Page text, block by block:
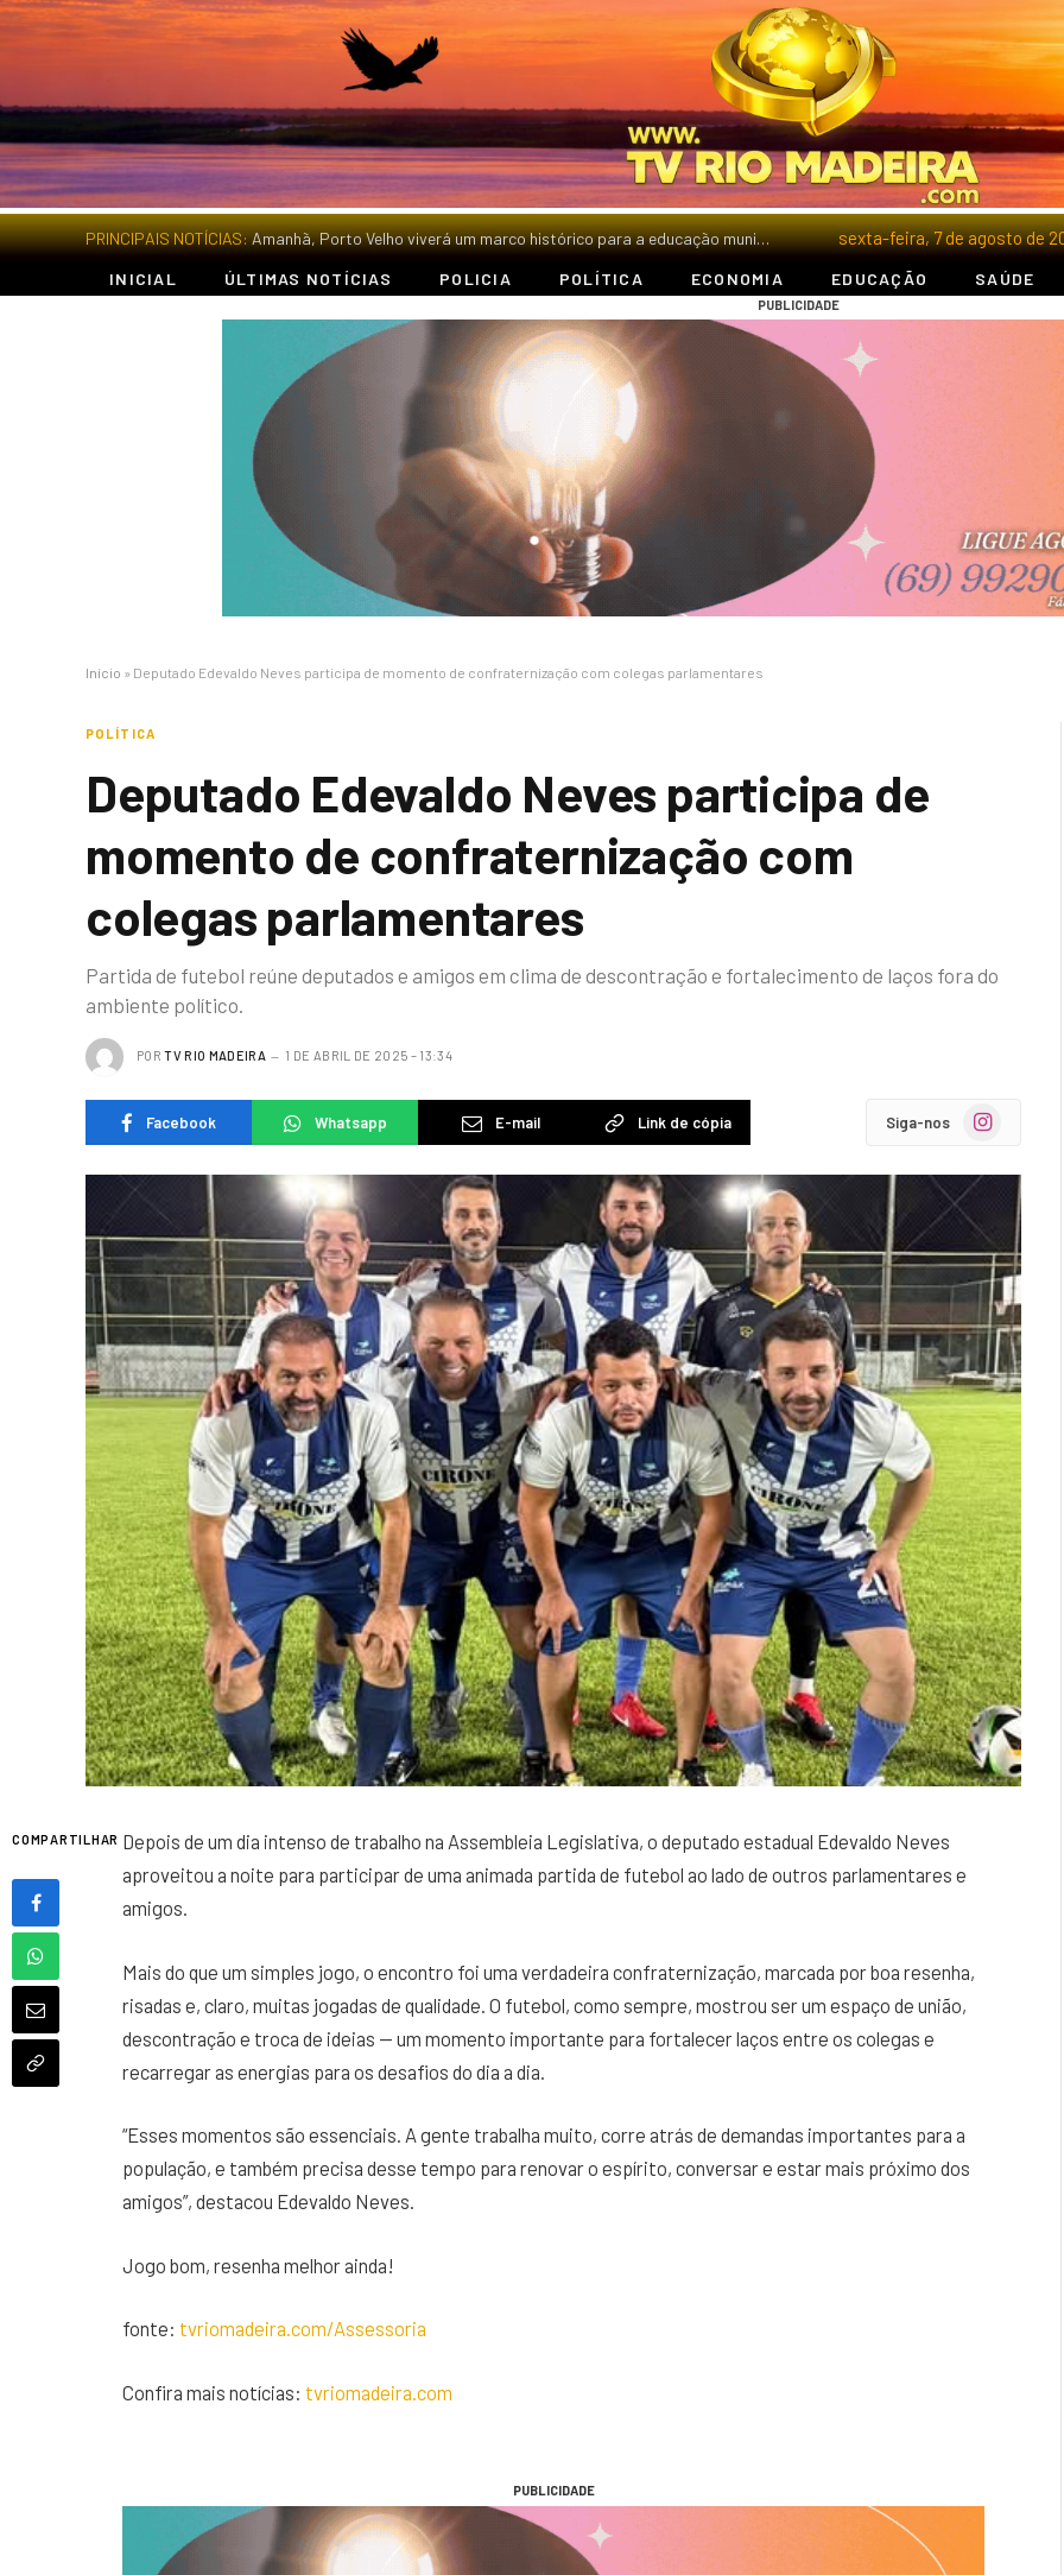
PRINCIPAIS NOTÍCIAS: Amanhã, Porto Velho viverá um marco histórico para a educação municipal sexta-feira, 7 de agosto de
INICIAL
ÚLTIMAS NOTÍCIAS POLICIA POLÍTICA ECONOMIA EDUCAÇÃO SAÚDE
PUBLICIDADE
Início » Deputado Edevaldo Neves participa de momento de confraternização com colegas parlamentares
POLÍTICA
Deputado Edevaldo Neves participa de
momento de confraternização com
colegas parlamentares
Partida de futebol reúne deputados e amigos em clima de descontração e fortalecimento de laços fora do
ambiente político.
POR TV RIO MADEIRA 1 DE ABRIL DE 2025 – 13:34
Facebook Whatsapp E-mail Link de cópia Siga-nos Instagram
COMPARTILHAR Depois de um dia intenso de trabalho na Assembleia Legislativa, o deputado estadual Edevaldo Neves
aproveitou a noite para participar de uma animada partida de futebol ao lado de outros parlamentares e
amigos.
Mais do que um simples jogo, o encontro foi uma verdadeira confraternização, marcada por boa resenha,
risadas e, claro, muitas jogadas de qualidade. O futebol, como sempre, mostrou ser um espaço de união,
descontração e troca de ideias — um momento importante para fortalecer laços entre os colegas e
recarregar as energias para os desafios do dia a dia.
“Esses momentos são essenciais. A gente trabalha muito, corre atrás de demandas importantes para a
população, e também precisa desse tempo para renovar o espírito, conversar e estar mais próximo dos
amigos”, destacou Edevaldo Neves.
Jogo bom, resenha melhor ainda!
fonte: tvriomadeira.com/Assessoria
Confira mais notícias: tvriomadeira.com
PUBLICIDADE
POLÍTICA
Justiça condena autor de ofensas
raciais contra Sílvia Cristina no
WhatsApp a pagar R$ 25 mil
6 DE AGOSTO DE 2026 – 11:21
EDUCAÇÃO
Amanhã, Porto Velho viverá um marco
histórico para a educação municipal
6 DE AGOSTO DE 2026 – 21:58